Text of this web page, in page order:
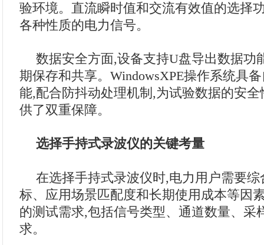
验环境。直流瞬时值和交流有效值的选择
各种性质的电力信号。
数据安全方面,设备支持U盘导出数据功
期保存和共享。WindowsXPE操作系统具
能,配合防抖动处理机制,为试验数据的安
供了双重保障。
选择手持式录波仪的关键考量
在选择手持式录波仪时,电力用户需要
标、应用场景匹配度和长期使用成本等因
的测试需求,包括信号类型、通道数量、采
求。